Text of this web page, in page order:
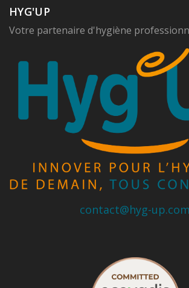
HYG'UP
Votre partenaire d'hygiène
contact@hyg-up.com